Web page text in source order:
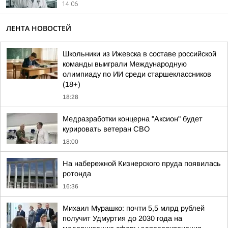
14:06
ЛЕНТА НОВОСТЕЙ
Школьники из Ижевска в составе российской
команды выиграли Международную
олимпиаду по ИИ среди старшеклассников
(18+)
18:28
Медразработки концерна "Аксион" будет
курировать ветеран СВО
18:00
На набережной Кизнерского пруда появилась
ротонда
16:36
Михаил Мурашко: почти 5,5 млрд рублей
получит Удмуртия до 2030 года на